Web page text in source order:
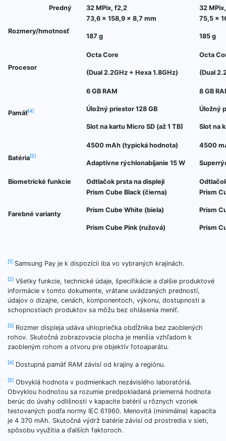
Predný 32 MPix, f2,2 32
Rozmery/hmotnosť
73,6 x 158,9 x 8,7 mm
187 g
75,5 x
185 g
Procesor
Octa Core
(Dual 2.2GHz + Hexa 1.8GHz)
Octa
(Dual
Pamäť[4]
6 GB RAM
Úložný priestor 128 GB
Slot na kartu Micro SD (až 1 TB)
8 GB
Úložný
Slot na
Batéria[5]
4500 mAh (typická hodnota)
Adaptívne rýchlonabíjanie 15 W
4500
Biometrické funkcie Odtlačok prsta na displeji
Farebné varianty
Prism Cube Black (čierna)
Prism Cube White (biela)
Prism Cube Pink (ružová)
Prism
Prism
Prism
[1] Samsung Pay je k dispozícii iba vo vybraných krajinách.
[2] Všetky funkcie, technické údaje, špecifikácie a ďalšie produktové
informácie v tomto dokumente, vrátane uvádzaných predností,
údajov o dizajne, cenách, komponentoch, výkonu, dostupnosti a
schopnostiach produktov sa môžu bez ohlásenia meniť.
[3] Rozmer displeja udáva uhlopriečka obdĺžnika bez zaoblených
rohov. Skutočná zobrazovacia plocha je menšia vzhľadom k
zaobleným rohom a otvoru pre objektív fotoaparátu.
[4] Dostupná pamäť RAM závisí od krajiny a regiónu.
[5] Obvyklá hodnota v podmienkach nezávislého laboratóriá.
Obvyklou hodnotou sa rozumie predpokladaná priemerná hodnota
berúc do úvahy odlišnosti v kapacite batérií u rôznych vzoriek
testovaných podľa normy IEC 61960. Menovitá (minimálna) kapacita
je 4 370 mAh. Skutočná výdrž batérie závisí od prostredia v sieti,
spôsobu využitia a ďalších faktoroch.